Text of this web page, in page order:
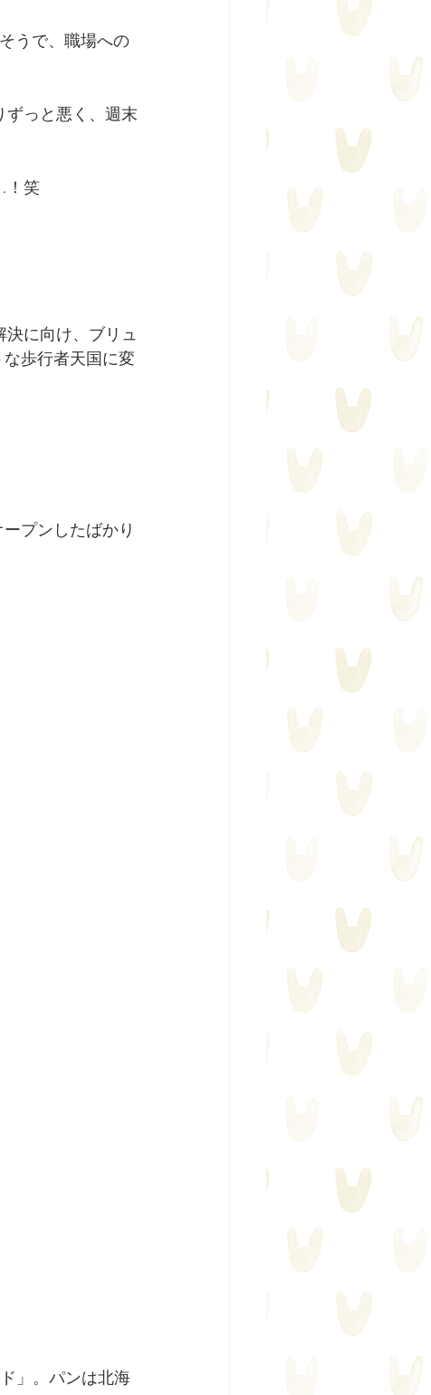
うで、職場への
ずっと悪く、週末
！笑
に向け、ブリュ
歩行者天国に変
プンしたばかり
」。パンは北海